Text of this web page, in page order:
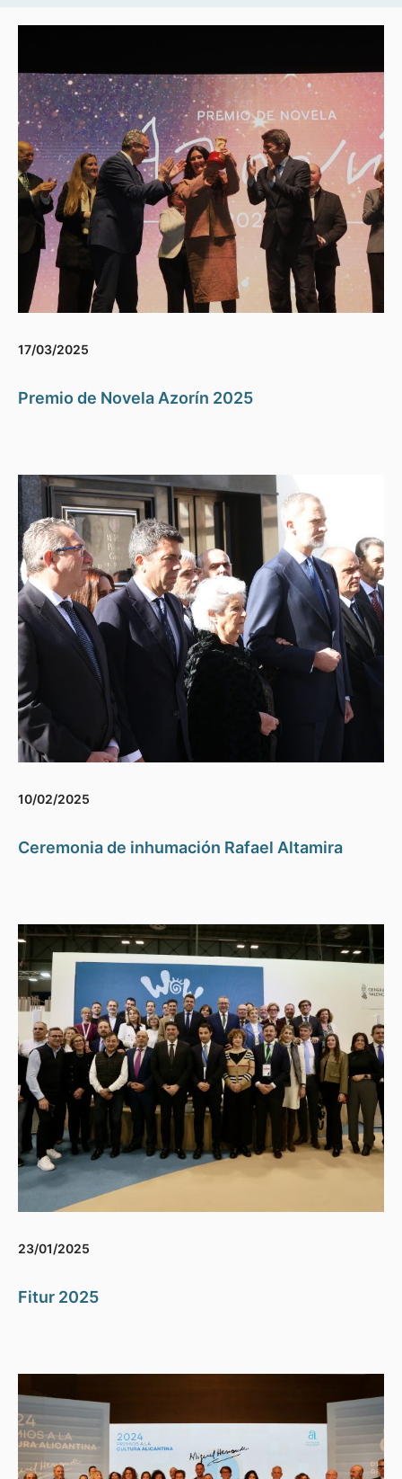
17/03/2025
Premio de Novela Azorín 2025
10/02/2025
Ceremonia de inhumación Rafael Altamira
23/01/2025
Fitur 2025